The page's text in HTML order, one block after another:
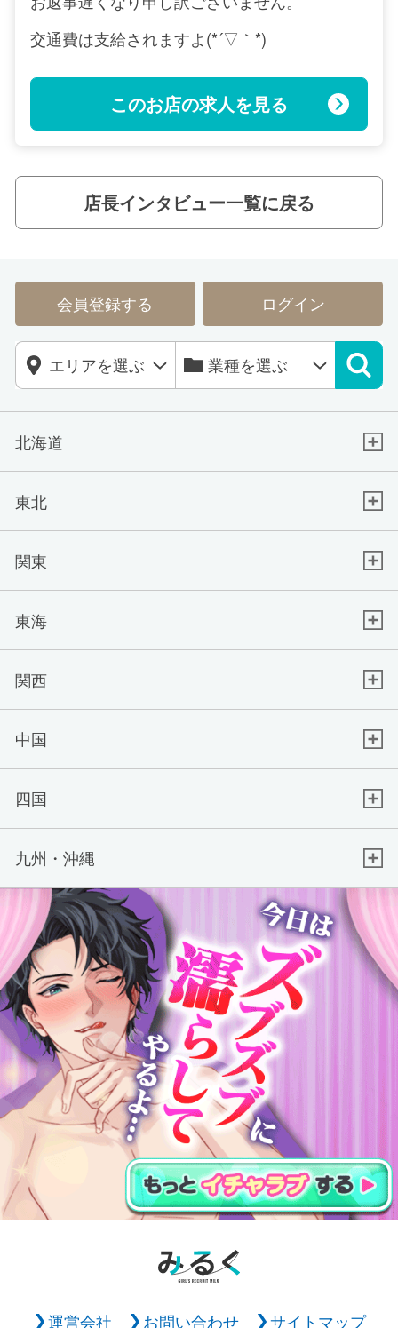
交通費は支給されますよ(*´▽｀*)
このお店の求人を見る
店長インタビュー一覧に戻る
会員登録する ログイン
北海道
東北
関東
東海
関西
中国
四国
九州・沖縄
運営会社 お問い合わせ サイトマップ